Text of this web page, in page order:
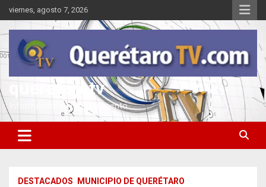
Saltar
al
contenido
viernes, agosto 7, 2026
queretarotv
Información y entretenimiento
DESTACADOS MUNICIPIO DE QUERÉTARO